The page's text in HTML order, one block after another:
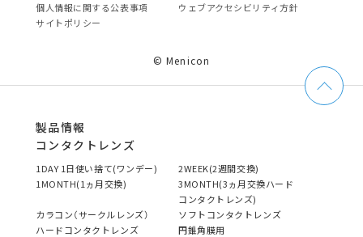
個⼈情報に関する公表事項
ウェブアクセシビリティ方針
サイトポリシー
© Menicon
製品情報
コンタクトレンズ
1DAY 1日使い捨て(ワンデー)
2WEEK(2週間交換)
1MONTH(1ヵ月交換)
3MONTH(3ヵ月交換ハード
コンタクトレンズ)
カラコン（サークルレンズ）
ソフトコンタクトレンズ
ハードコンタクトレンズ
円錐角膜用